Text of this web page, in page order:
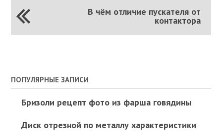
В чём отличие пускателя от
контактора
ПОПУЛЯРНЫЕ ЗАПИСИ
Бризоли рецепт фото из фарша говядины
Диск отрезной по металлу характеристики